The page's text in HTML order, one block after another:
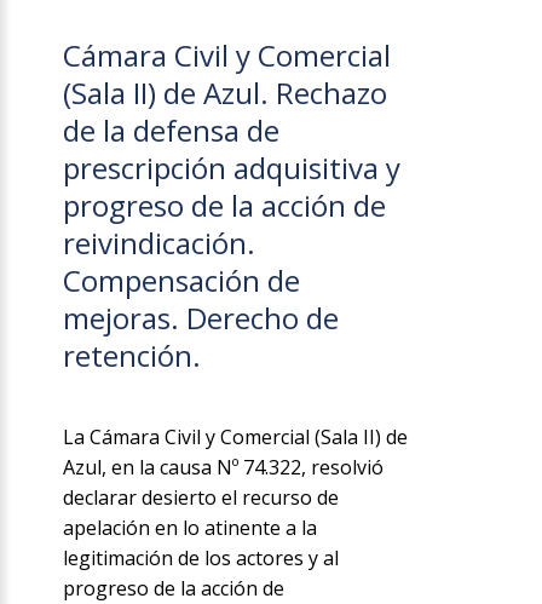
Cámara Civil y Comercial
(Sala II) de Azul. Rechazo
de la defensa de
prescripción adquisitiva y
progreso de la acción de
reivindicación.
Compensación de
mejoras. Derecho de
retención.
La Cámara Civil y Comercial (Sala II) de
Azul, en la causa Nº 74.322, resolvió
declarar desierto el recurso de
apelación en lo atinente a la
legitimación de los actores y al
progreso de la acción de